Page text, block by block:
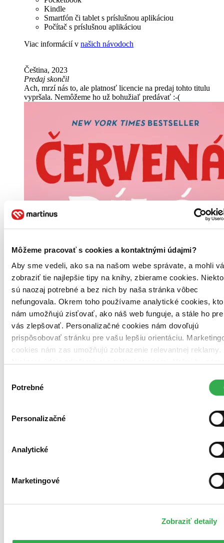
Môžeme pracovať s cookies a kontaktnými údajmi?
Aby sme vedeli, ako sa na našom webe správate, a mohli
zobraziť tie najlepšie tipy na knihy, zbierame cookies.
sú naozaj potrebné a bez nich by naša stránka vôbec
nefungovala. Okrem toho používame analytické cookies,
nám umožňujú zisťovať, ako náš web funguje, a stále ho pre
vás zlepšovať. Personalizačné cookies nám dovoľujú
prispôsobovať stránku pre vašu lepšiu orientáciu.
cookies nám zas umožňujú zobrazenie relevantnej reklamy.
Ďakujeme!
súhlasu
Potrebné
Personalizačné
Analytické
Marketingové
Zobraziť detaily
Kindle
Smartfón či tablet s príslušnou aplikáciou
Počítač s príslušnou aplikáciou
Viac informácií v našich návodoch
Čeština, 2023
Predaj skončil
Ach, mrzí nás to, ale platnosť licencie na predaj tohto titulu
vypršala. Nemôžeme ho už bohužiaľ predávať :-(
Prečítate na zariadeniach:
Pocketbook
Smartfón či tablet s príslušnou aplikáciou